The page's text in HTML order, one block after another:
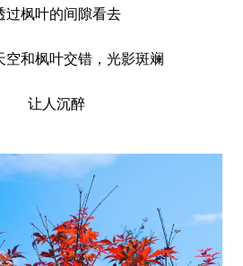
过枫叶的间隙看去
空和枫叶交错，光影斑斓
让人沉醉